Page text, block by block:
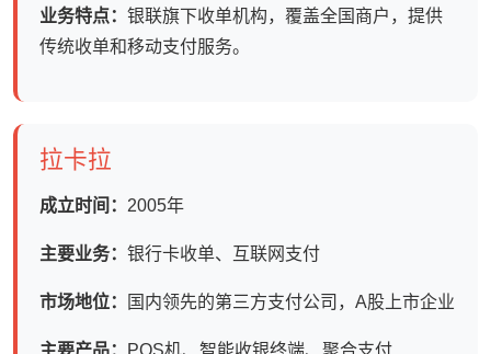
业务特点： 银联旗下收单机构，覆盖全国商户，提供
传统收单和移动支付服务。
拉卡拉
成立时间： 2005年
主要业务： 银行卡收单、互联网支付
市场地位： 国内领先的第三方支付公司，A股上市企业
主要产品： POS机、智能收银终端、聚合支付